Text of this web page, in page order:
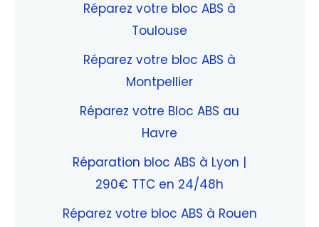
Réparez votre bloc ABS à
Toulouse
Réparez votre bloc ABS à
Montpellier
Réparez votre Bloc ABS au
Havre
Réparation bloc ABS à Lyon |
290€ TTC en 24/48h
Réparez votre bloc ABS à Rouen